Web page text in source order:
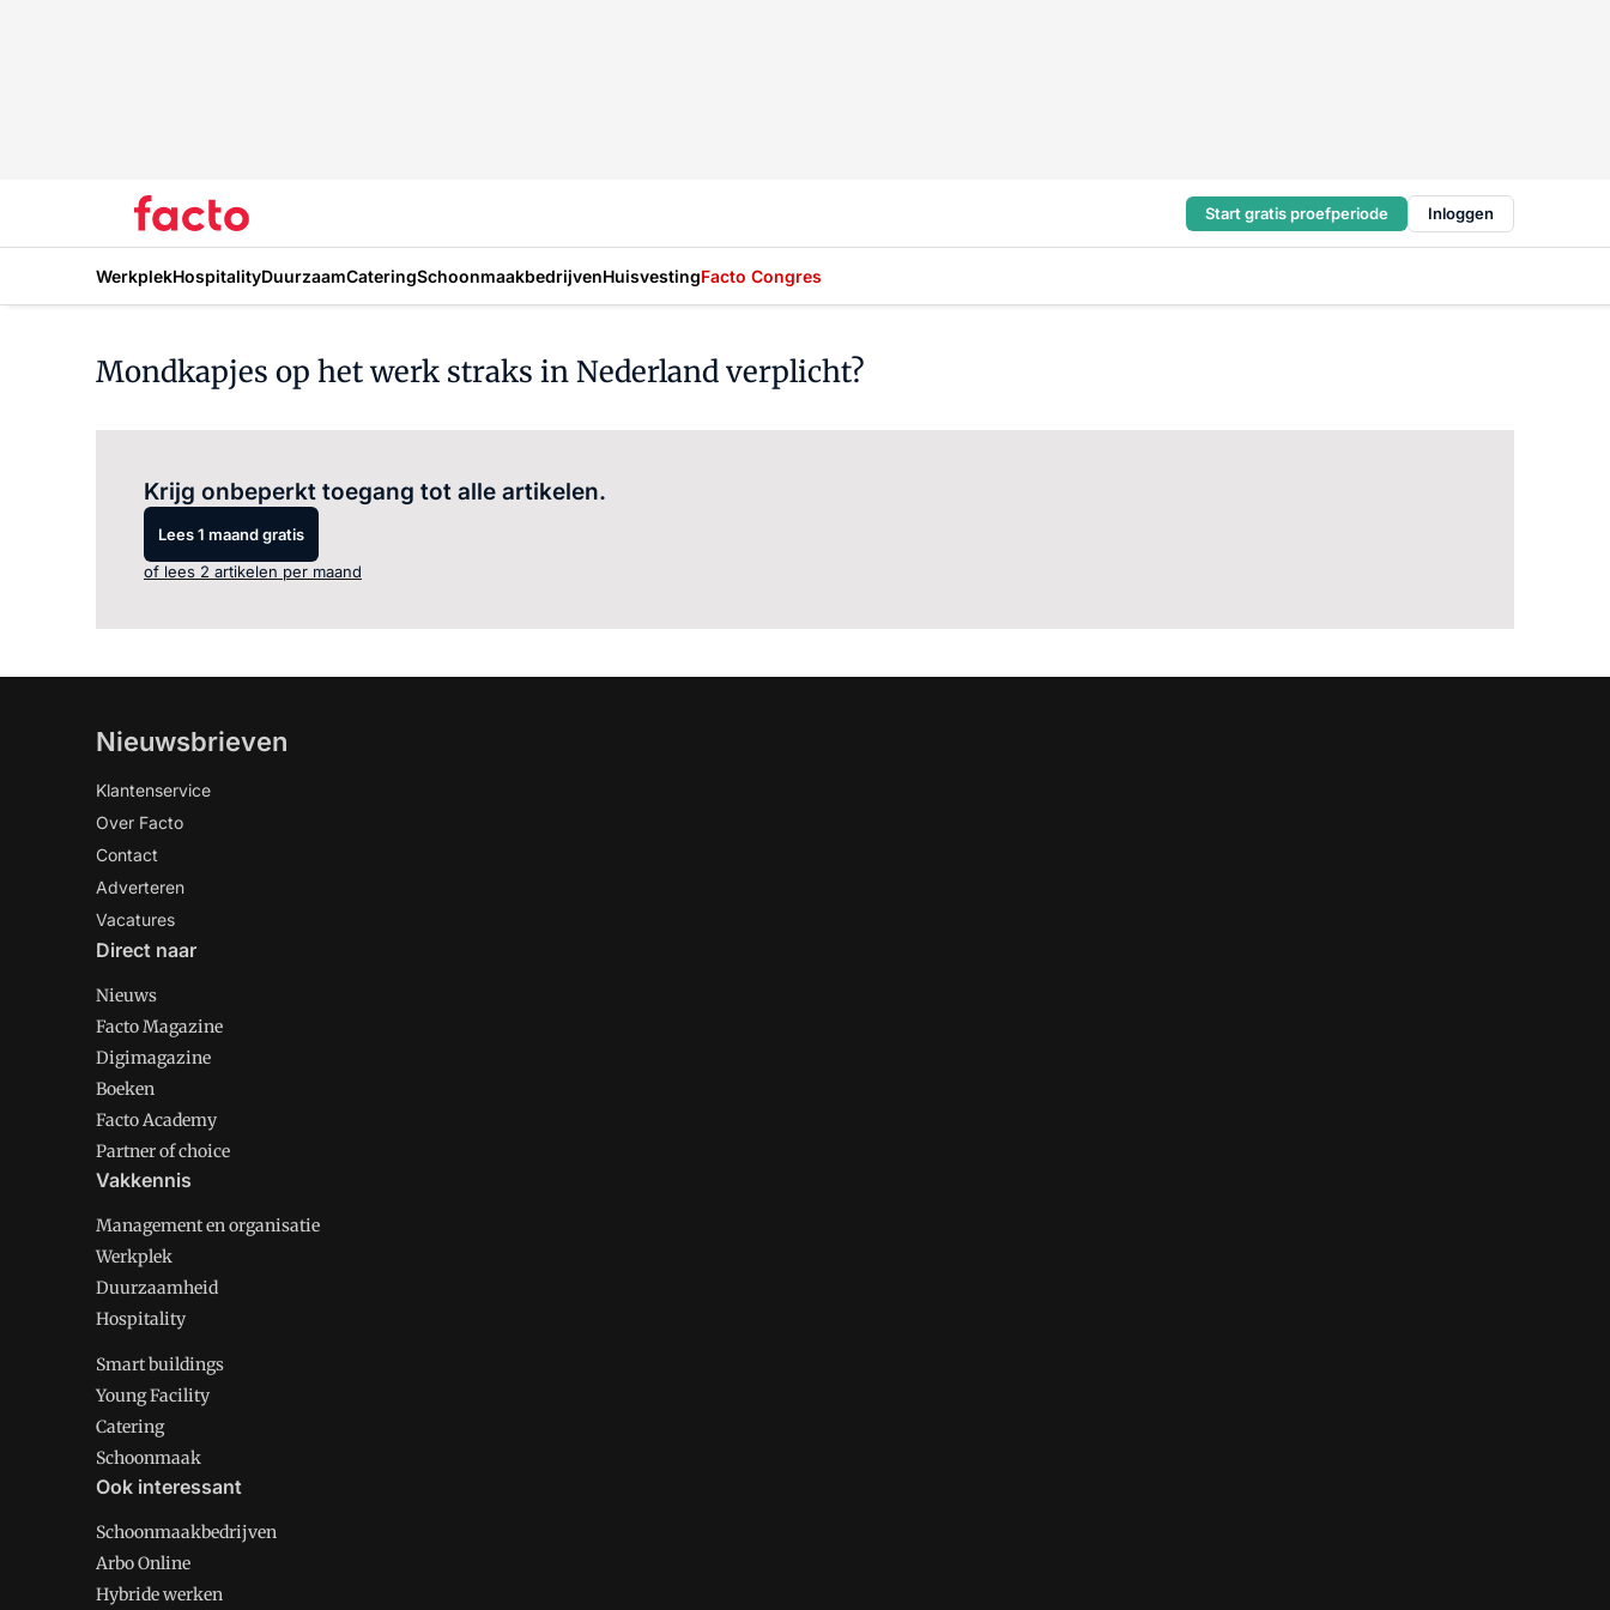
Start gratis proefperiode Inloggen
WerkplekHospitalityDuurzaamCateringSchoonmaakbedrijvenHuisvestingFacto Congres
Mondkapjes op het werk straks in Nederland verplicht?
Krijg onbeperkt toegang tot alle artikelen.
Lees 1 maand gratis
of lees 2 artikelen per maand
Nieuwsbrieven
Klantenservice
Over Facto
Contact
Adverteren
Vacatures
Direct naar
Nieuws
Facto Magazine
Digimagazine
Boeken
Facto Academy
Partner of choice
Vakkennis
Management en organisatie
Werkplek
Duurzaamheid
Hospitality
Smart buildings
Young Facility
Catering
Schoonmaak
Ook interessant
Schoonmaakbedrijven
Arbo Online
Hybride werken